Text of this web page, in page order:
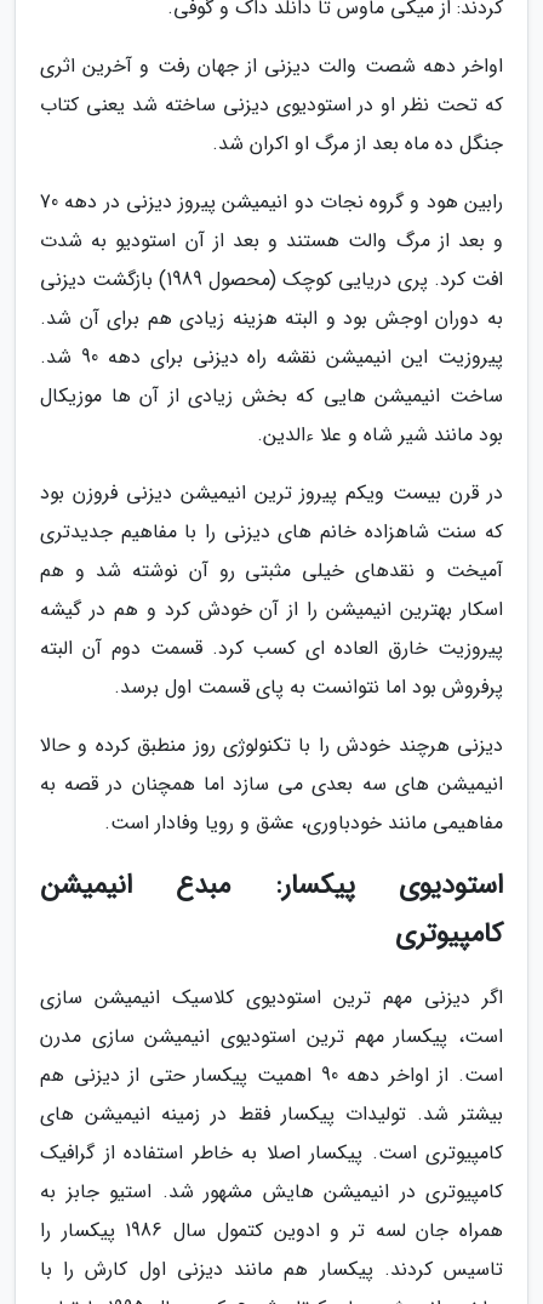
کردند: از میکی ماوس تا دانلد داک و گوفی.
اواخر دهه شصت والت دیزنی از جهان رفت و آخرین اثری
که تحت نظر او در استودیوی دیزنی ساخته شد یعنی کتاب
جنگل ده ماه بعد از مرگ او اکران شد.
رابین هود و گروه نجات دو انیمیشن پیروز دیزنی در دهه 70
و بعد از مرگ والت هستند و بعد از آن استودیو به شدت
افت کرد. پری دریایی کوچک (محصول 1989) بازگشت دیزنی
به دوران اوجش بود و البته هزینه زیادی هم برای آن شد.
پیروزیت این انیمیشن نقشه راه دیزنی برای دهه 90 شد.
ساخت انیمیشن هایی که بخش زیادی از آن ها موزیکال
بود مانند شیر شاه و علا ءالدین.
در قرن بیست ویکم پیروز ترین انیمیشن دیزنی فروزن بود
که سنت شاهزاده خانم های دیزنی را با مفاهیم جدیدتری
آمیخت و نقدهای خیلی مثبتی رو آن نوشته شد و هم
اسکار بهترین انیمیشن را از آن خودش کرد و هم در گیشه
پیروزیت خارق العاده ای کسب کرد. قسمت دوم آن البته
پرفروش بود اما نتوانست به پای قسمت اول برسد.
دیزنی هرچند خودش را با تکنولوژی روز منطبق کرده و حالا
انیمیشن های سه بعدی می سازد اما همچنان در قصه به
مفاهیمی مانند خودباوری، عشق و رویا وفادار است.
استودیوی پیکسار: مبدع انیمیشن
کامپیوتری
اگر دیزنی مهم ترین استودیوی کلاسیک انیمیشن سازی
است، پیکسار مهم ترین استودیوی انیمیشن سازی مدرن
است. از اواخر دهه 90 اهمیت پیکسار حتی از دیزنی هم
بیشتر شد. تولیدات پیکسار فقط در زمینه انیمیشن های
کامپیوتری است. پیکسار اصلا به خاطر استفاده از گرافیک
کامپیوتری در انیمیشن هایش مشهور شد. استیو جابز به
همراه جان لسه تر و ادوین کتمول سال 1986 پیکسار را
تاسیس کردند. پیکسار هم مانند دیزنی اول کارش را با